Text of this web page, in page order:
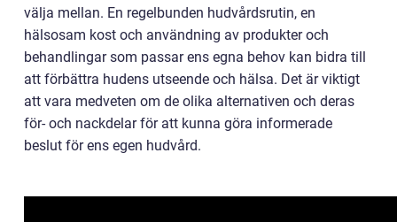
välja mellan. En regelbunden hudvårdsrutin, en
hälsosam kost och användning av produkter och
behandlingar som passar ens egna behov kan bidra till
att förbättra hudens utseende och hälsa. Det är viktigt
att vara medveten om de olika alternativen och deras
för- och nackdelar för att kunna göra informerade
beslut för ens egen hudvård.